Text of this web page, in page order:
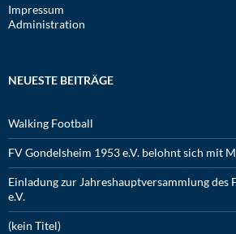
Impressum
Administration
NEUESTE BEITRÄGE
Walking Football
FV Gondelsheim 1953 e.V. belohnt sich mit
Einladung zur Jahreshauptversammlung des
e.V.
(kein Titel)